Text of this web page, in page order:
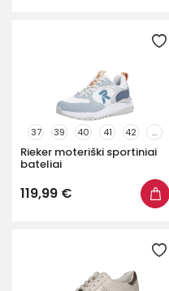
37 39 40 41 42 ...
Rieker moteriški sportiniai
bateliai
119,99 €